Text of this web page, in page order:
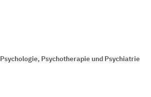
Psychologie, Psychotherapie und Psychiatrie